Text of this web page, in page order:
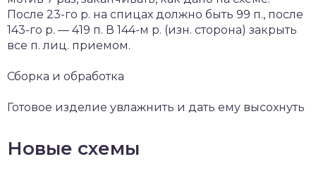
После 23-го р. на спицах должно быть 99 п., после
143-го р. — 419 п. В 144-м р. (изн. сторона) закрыть
все п. лиц. приемом.
Сборка и обработка
Готовое изделие увлажнить и дать ему высохнуть
Новые схемы